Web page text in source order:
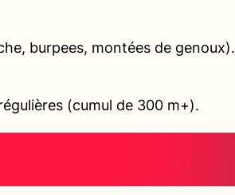
burpees, montées de genoux).
(cumul de 300 m+).